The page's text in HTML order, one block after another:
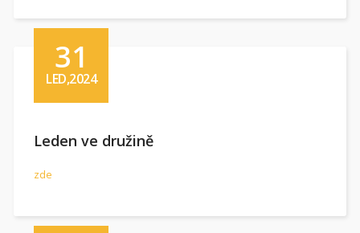
31
LED,2024
Leden ve družině
zde